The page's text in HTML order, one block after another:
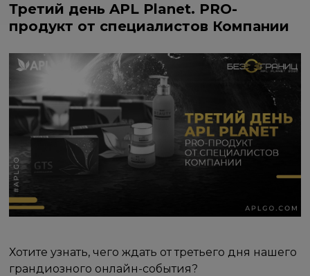
Третий день APL Planet. PRO-
продукт от специалистов Компании
Хотите узнать, чего ждать от третьего дня нашего
грандиозного онлайн-события?